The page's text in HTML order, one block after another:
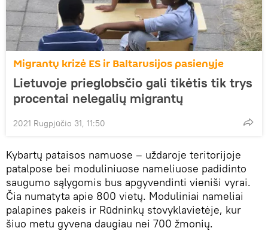
Migrantų krizė ES ir Baltarusijos pasienyje
Lietuvoje prieglobsčio gali tikėtis tik trys
procentai nelegalių migrantų
2021 Rugpjūčio 31, 11:50
Kybartų pataisos namuose – uždaroje teritorijoje
patalpose bei moduliniuose nameliuose padidinto
saugumo sąlygomis bus apgyvendinti vieniši vyrai.
Čia numatyta apie 800 vietų. Moduliniai nameliai
palapines pakeis ir Rūdninkų stovyklavietėje, kur
šiuo metu gyvena daugiau nei 700 žmonių.